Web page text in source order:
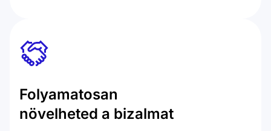
Folyamatosan
növelheted a bizalmat